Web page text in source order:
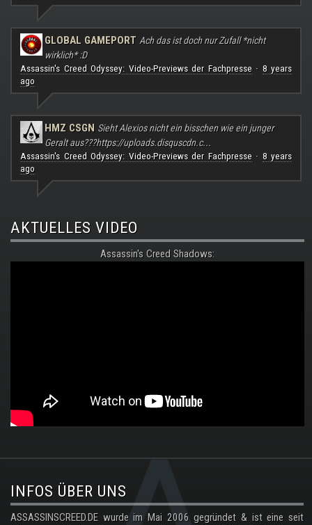
GLOBAL GAMEPORT Ach das ist doch nur Zufall *nicht
wirklich* :D
Assassin's Creed Odyssey: Video-Previews der Fachpresse· 8 years
ago
HMZ CSGN Sieht Alexios nicht ein bisschen wie ein junger
Geralt aus???https://uploads.disquscdn.c...
Assassin's Creed Odyssey: Video-Previews der Fachpresse· 8 years
ago
AKTUELLES VIDEO
Assassin's Creed Shadows:
.
INFOS ÜBER UNS
ASSASSINSCREED.DE wurde im Mai 2006 gegründet & ist eine seit